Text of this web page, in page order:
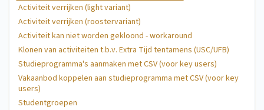
Activiteit verrijken (light variant)
Activiteit verrijken (roostervariant)
Activiteit kan niet worden gekloond - workaround
Klonen van activiteiten t.b.v. Extra Tijd tentamens (USC/UFB)
Studieprogramma's aanmaken met CSV (voor key users)
Vakaanbod koppelen aan studieprogramma met CSV (voor key
users)
Studentgroepen